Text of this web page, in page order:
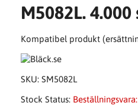
M5082L. 4.000
Kompatibel produkt
SKU: SM5082L
Stock Status: